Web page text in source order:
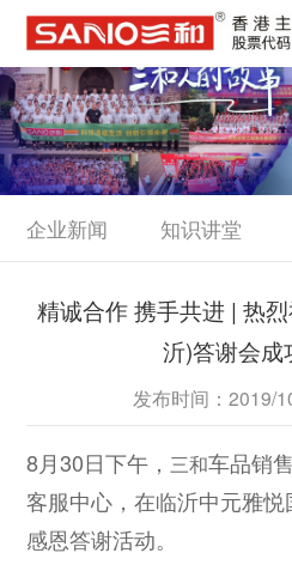
企业新闻 知识讲堂
精诚合作 携手共进 | 热
沂)答谢会成
发布时间：2019/
8月30日下午， 三和车品销
客服中心，在临沂中元雅
感恩答谢活动。